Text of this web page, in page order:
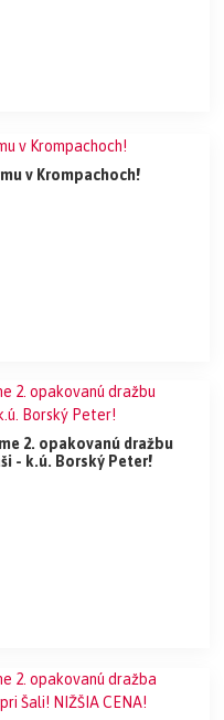
v Krompachoch!
2. opakovanú dražbu
- k.ú. Borský Peter!